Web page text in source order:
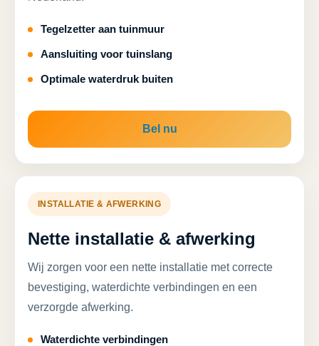
Tegelzetter aan tuinmuur
Aansluiting voor tuinslang
Optimale waterdruk buiten
Bel nu
INSTALLATIE & AFWERKING
Nette installatie & afwerking
Wij zorgen voor een nette installatie met correcte
bevestiging, waterdichte verbindingen en een
verzorgde afwerking.
Waterdichte verbindingen